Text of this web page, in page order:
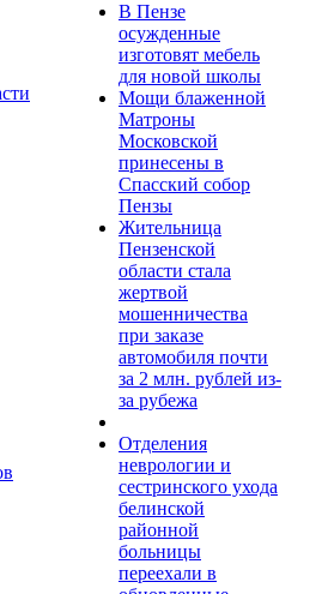
В Пензе
осужденные
изготовят мебель
для новой школы
Мощи блаженной
Матроны
Московской
принесены в
Спасский собор
Пензы
Жительница
Пензенской
области стала
жертвой
мошенничества
при заказе
автомобиля почти
за 2 млн. рублей из-
за рубежа
Отделения
неврологии и
сестринского ухода
белинской
районной
больницы
переехали в